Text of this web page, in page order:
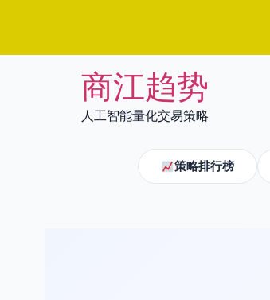
商江趋势
人工智能量化交易策略
策略排行榜